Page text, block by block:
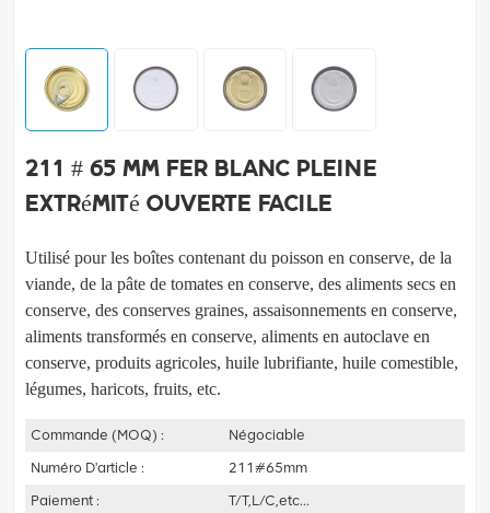
211 # 65 mm fer blanc pleine
extrémité ouverte facile
Utilisé pour les boîtes contenant du poisson en conserve, de la
viande, de la pâte de tomates en conserve, des aliments secs en
conserve, des conserves graines, assaisonnements en conserve,
aliments transformés en conserve, aliments en autoclave en
conserve, produits agricoles, huile lubrifiante, huile comestible,
légumes, haricots, fruits, etc.
Commande (MOQ) :
Négociable
Numéro D'article :
211#65mm
Paiement :
T/T,L/C,etc...